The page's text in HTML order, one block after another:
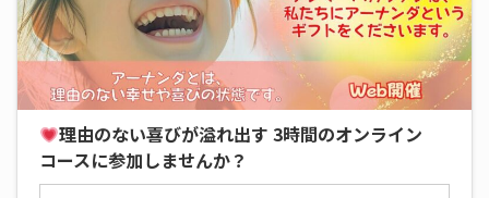
理由のない喜びが溢れ出す 3時間のオンライン
コースに参加しませんか？